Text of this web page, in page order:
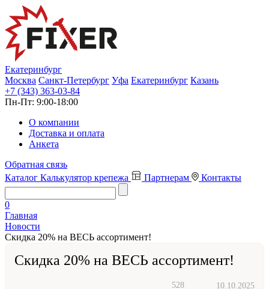
Екатеринбург
Москва Санкт-Петербург Уфа Екатеринбург Казань
+7 (343) 363-03-84
Пн-Пт: 9:00-18:00
О компании
Доставка и оплата
Анкета
Обратная связь
Каталог Калькулятор крепежа Партнерам Контакты
0
Главная
Новости
Скидка 20% на ВЕСЬ ассортимент!
Скидка 20% на ВЕСЬ ассортимент!
528 10.10.2025